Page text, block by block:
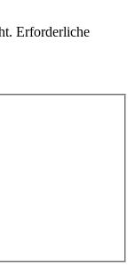
Erforderliche